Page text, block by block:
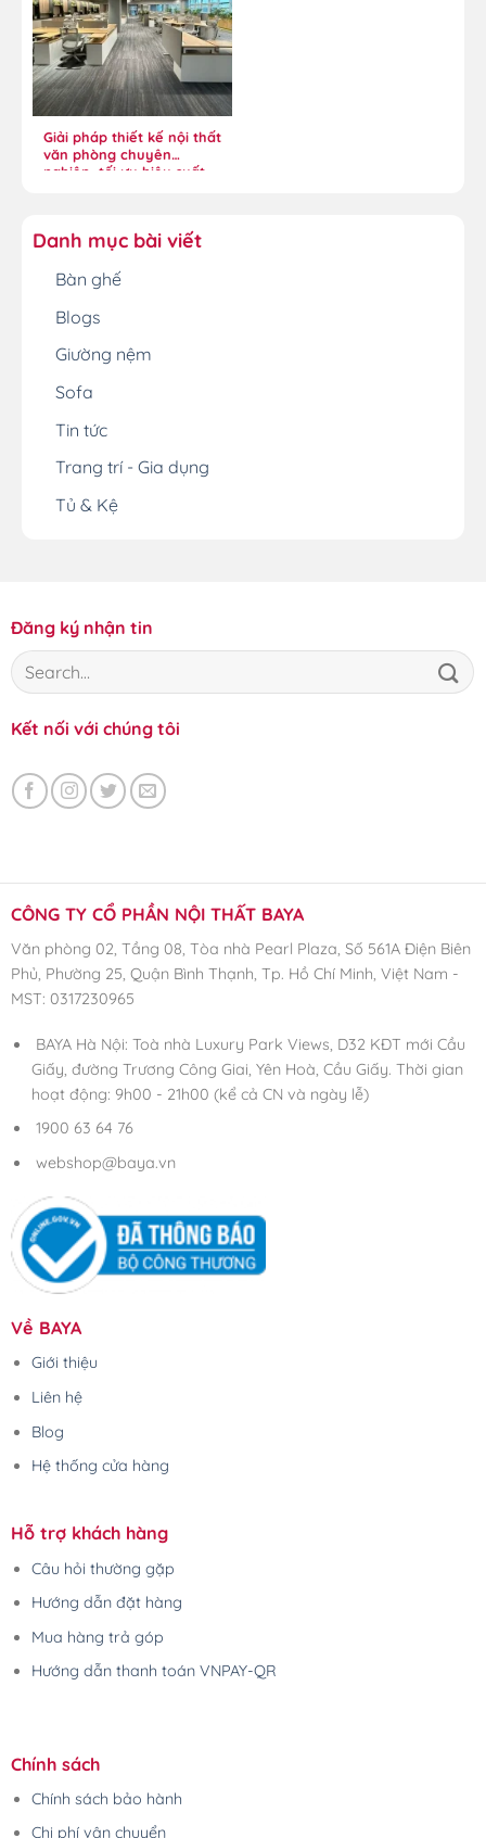
Giải pháp thiết kế nội thất
văn phòng chuyên
nghiệp, tối ưu hiệu suất
Danh mục bài viết
Bàn ghế
Blogs
Giường nệm
Sofa
Tin tức
Trang trí - Gia dụng
Tủ & Kệ
Đăng ký nhận tin
Kết nối với chúng tôi
CÔNG TY CỔ PHẦN NỘI THẤT BAYA
Văn phòng 02, Tầng 08, Tòa nhà Pearl Plaza, Số 561A Điện Biên
Phủ, Phường 25, Quận Bình Thạnh, Tp. Hồ Chí Minh, Việt Nam -
MST: 0317230965
BAYA Hà Nội: Toà nhà Luxury Park Views, D32 KĐT mới Cầu
Giấy, đường Trương Công Giai, Yên Hoà, Cầu Giấy. Thời gian
hoạt động: 9h00 - 21h00 (kể cả CN và ngày lễ)
1900 63 64 76
webshop@baya.vn
Về BAYA
Giới thiệu
Liên hệ
Blog
Hệ thống cửa hàng
Hỗ trợ khách hàng
Câu hỏi thường gặp
Hướng dẫn đặt hàng
Mua hàng trả góp
Hướng dẫn thanh toán VNPAY-QR
Chính sách
Chính sách bảo hành
Chi phí vận chuyển